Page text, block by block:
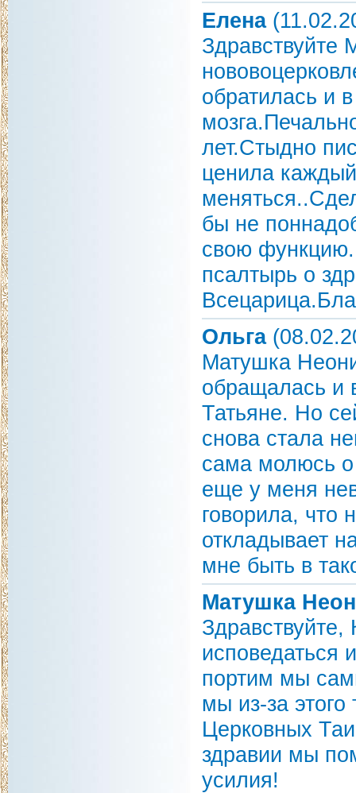
Елена
Здравствуйте
обратилась и
лет.Стыдно
ценила
бы не
свою
псалтырь о
Ольга
Матушка
обращалась и
Татьяне. Но
снова стала
сама молюсь о
еще у меня
говорила, что
откладывает
мне быть в
Матушка
исповедаться
портим мы
мы из-за
Церковных
здравии мы
усилия!